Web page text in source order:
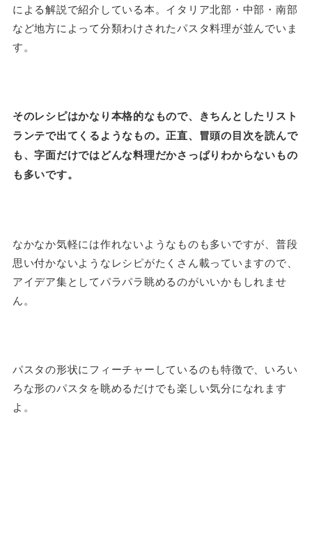
による解説で紹介している本。イタリア北部・中部・南部
など地方によって分類わけされたパスタ料理が並んでいま
す。
そのレシピはかなり本格的なもので、きちんとしたリスト
ランテで出てくるようなもの。正直、冒頭の目次を読んで
も、字面だけではどんな料理だかさっぱりわからないもの
も多いです。
なかなか気軽には作れないようなものも多いですが、普段
思い付かないようなレシピがたくさん載っていますので、
アイデア集としてパラパラ眺めるのがいいかもしれませ
ん。
パスタの形状にフィーチャーしているのも特徴で、いろい
ろな形のパスタを眺めるだけでも楽しい気分になれます
よ。